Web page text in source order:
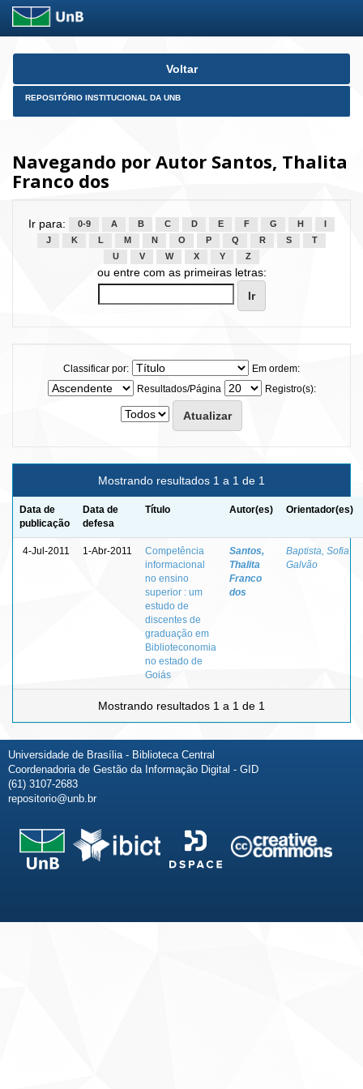
Skip
Voltar
REPOSITÓRIO INSTITUCIONAL DA UNB
Navegando por Autor Santos, Thalita
Franco dos
Ir para: 0-9 A B C D E F G H
J
K L M N O P Q R S
T
U
V W X Y Z
ou entre com as primeiras letras:
Classificar por:
Em ordem:
Resultados/Página
Registro(s):
Mostrando resultados 1 a 1 de 1
Data de
publicação
Data de
defesa
Título Autor(es) Orientador(es)
4-Jul-2011 1-Abr-2011
Competência
informacional
no ensino
superior : um
estudo de
discentes de
graduação em
Biblioteconomia
no estado de
Goiás
Santos,
Thalita
Franco
dos
Baptista, Sofia
Galvão
Mostrando resultados 1 a 1 de 1
Universidade de Brasília - Biblioteca Central
Coordenadoria de Gestão da Informação Digital - GID
(61) 3107-2683
repositorio@unb.br